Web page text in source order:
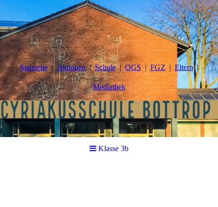
Startseite Aktionen Schule OGS FGZ Eltern
Mediathek
Klasse 3b